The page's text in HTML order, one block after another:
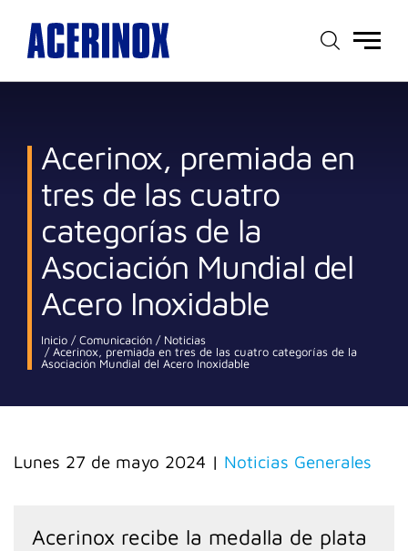
Menú
Acerinox, premiada en
tres de las cuatro
categorías de la
Asociación Mundial del
Acero Inoxidable
Inicio Comunicación Noticias
Acerinox, premiada en tres de las cuatro categorías de la
Asociación Mundial del Acero Inoxidable
lunes 27 de mayo 2024 | Noticias Generales
Acerinox recibe la medalla de plata